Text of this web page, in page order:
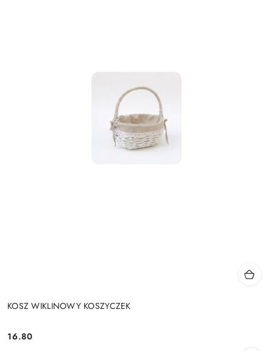
KOSZ WIKLINOWY KOSZYCZEK
Cena:
16.80